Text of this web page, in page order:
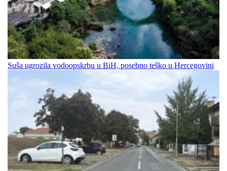
Suša ugrozila vodoopskrbu u BiH, posebno teško u Hercegovini